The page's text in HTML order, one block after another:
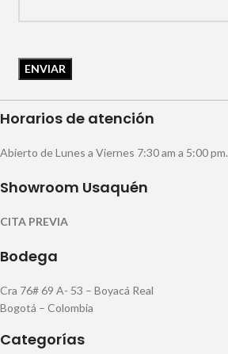
Horarios de atención
Abierto de Lunes a Viernes 7:30 am a 5:00 pm.
Showroom Usaquén
CITA PREVIA
Bodega
Cra 76# 69 A- 53 – Boyacá Real
Bogotá – Colombia
Categorías